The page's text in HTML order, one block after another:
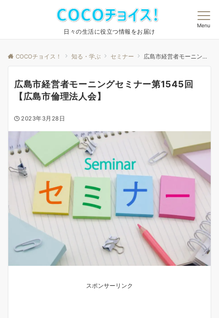
日々の生活に役立つ情報をお届け
Menu
COCOチョイス！ 知る・学ぶ セミナー 広島市経営者モーニングセミナー第1545回【広島市倫理法人会】
広島市経営者モーニングセミナー第1545回
【広島市倫理法人会】
2023年3月28日
スポンサーリンク